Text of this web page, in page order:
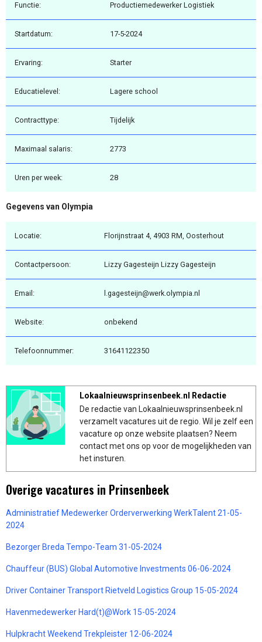
Functie: Productiemedewerker Logistiek
Startdatum: 17-5-2024
Ervaring: Starter
Educatielevel: Lagere school
Contracttype: Tijdelijk
Maximaal salaris: 2773
Uren per week: 28
Gegevens van Olympia
Locatie: Florijnstraat 4, 4903 RM, Oosterhout
Contactpersoon: Lizzy Gagesteijn Lizzy Gagesteijn
Email: l.gagesteijn@werk.olympia.nl
Website: onbekend
Telefoonnummer: 31641122350
Lokaalnieuwsprinsenbeek.nl Redactie
De redactie van Lokaalnieuwsprinsenbeek.nl
verzamelt vacatures uit de regio. Wil je zelf een
vacature op onze website plaatsen? Neem
contact met ons op voor de mogelijkheden van
het insturen.
Overige vacatures in Prinsenbeek
Administratief Medewerker Orderverwerking WerkTalent 21-05-
2024
Bezorger Breda Tempo-Team 31-05-2024
Chauffeur (BUS) Global Automotive Investments 06-06-2024
Driver Container Transport Rietveld Logistics Group 15-05-2024
Havenmedewerker Hard(t)@Work 15-05-2024
Hulpkracht Weekend Trekpleister 12-06-2024